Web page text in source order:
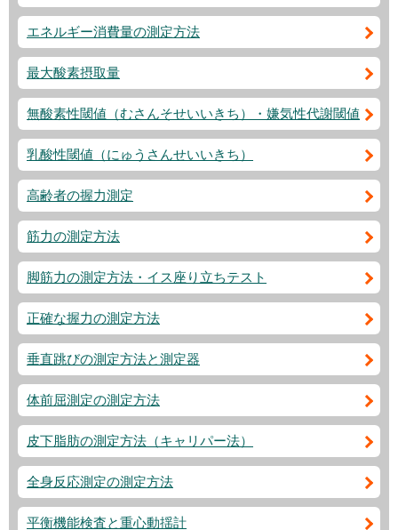
エネルギー消費量の測定方法
最大酸素摂取量
無酸素性閾値（むさんそせいいきち）・嫌気性代謝閾値
乳酸性閾値（にゅうさんせいいきち）
高齢者の握力測定
筋力の測定方法
脚筋力の測定方法・イス座り立ちテスト
正確な握力の測定方法
垂直跳びの測定方法と測定器
体前屈測定の測定方法
皮下脂肪の測定方法（キャリパー法）
全身反応測定の測定方法
平衡機能検査と重心動揺計